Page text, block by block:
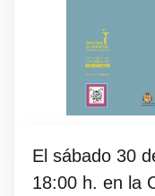
El sábado 30
18:00 h. en la